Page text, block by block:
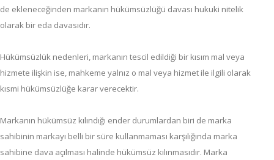
de ekleneceğinden markanın hükümsüzlüğü davası hukuki nitelik
olarak bir eda davasıdır.
Hükümsüzlük nedenleri, markanın tescil edildiği bir kısım mal veya
hizmete ilişkin ise, mahkeme yalnız o mal veya hizmet ile ilgili olarak
kısmi hükümsüzlüğe karar verecektir.
Markanın hükümsüz kılındığı ender durumlardan biri de marka
sahibinin markayı belli bir süre kullanmaması karşılığında marka
sahibine dava açılması halinde hükümsüz kılınmasıdır. Marka